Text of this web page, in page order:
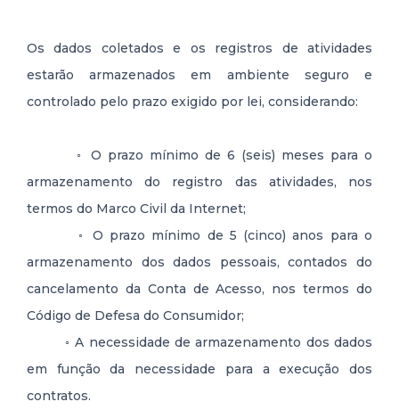
Os dados coletados e os registros de atividades
estarão armazenados em ambiente seguro e
controlado pelo prazo exigido por lei, considerando:
◦ O prazo mínimo de 6 (seis) meses para o
armazenamento do registro das atividades, nos
termos do Marco Civil da Internet;
◦ O prazo mínimo de 5 (cinco) anos para o
armazenamento dos dados pessoais, contados do
cancelamento da Conta de Acesso, nos termos do
Código de Defesa do Consumidor;
◦ A necessidade de armazenamento dos dados
em função da necessidade para a execução dos
contratos.